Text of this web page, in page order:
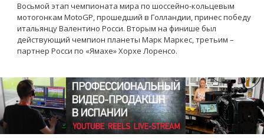
Восьмой этап чемпионата мира по шоссейно-кольцевым
мотогонкам MotoGP, прошедший в Голландии, принес победу
итальянцу Валентино Росси. Вторым на финише был
действующий чемпион планеты Марк Маркес, третьим –
партнер Росси по «Ямахе» Хорхе Лоренсо.